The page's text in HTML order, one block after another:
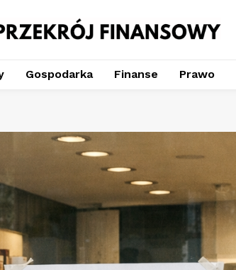
Gospodarka Finanse Prawo